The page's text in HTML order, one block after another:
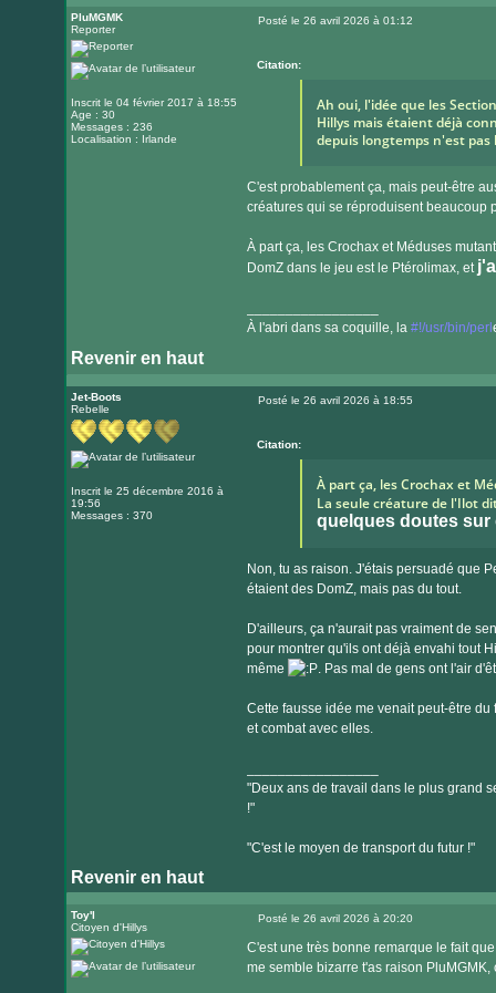
PluMGMK
Reporter
Inscrit le 04 février 2017 à 18:55
Age : 30
Messages : 236
Localisation : Irlande
Posté le 26 avril 2026 à 01:12
Citation:
Ah oui, l'idée que les
Hillys mais étaient déjà
depuis longtemps n'est pas
C'est probablement ça, mais peut-être
créatures qui se réproduisent beaucoup
À part ça, les Crochax et Méduses
DomZ dans le jeu est le Ptérolimax, et
À l'abri dans sa coquille, la #!/usr/bin/perl
Revenir en haut
le
Jet-Boots
Rebelle
Inscrit le 25 décembre 2016 à
19:56
Messages : 370
Posté le 26 avril 2026 à 18:55
Citation:
À part ça, les Crochax et
La seule créature de l'Ilot
quelques doutes sur
Non, tu as raison. J'étais persuadé que
étaient des DomZ, mais pas du tout.
D'ailleurs, ça n'aurait pas vraiment de
pour montrer qu'ils ont déjà envahi tout
même
. Pas mal de gens ont l'air
Cette fausse idée me venait peut-être
et combat avec elles.
"Deux ans de travail dans le plus grand
!"
"C'est le moyen de transport du futur !"
Revenir en haut
Toy'l
Citoyen d'Hillys
Posté le 26 avril 2026 à 20:20
C'est une très bonne remarque le fait
me semble bizarre t'as raison